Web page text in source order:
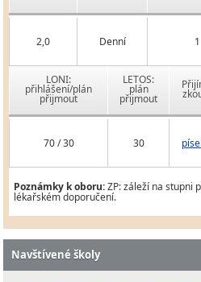
2,0 Denní 1
LONI:
přihlášení/plán
přijmout
LETOS:
plán
přijmout
70 / 30 30
Poznámky k oboru:ZP: záleží na stupni
lékařském doporučení.
Navštívené školy